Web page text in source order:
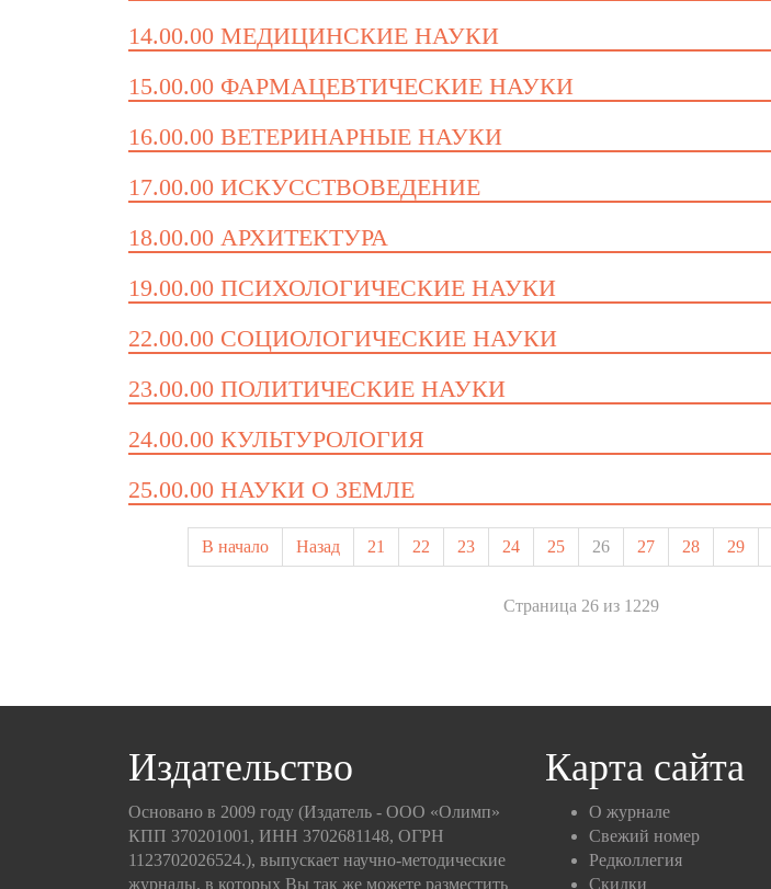
14.00.00 МЕДИЦИНСКИЕ НАУКИ
15.00.00 ФАРМАЦЕВТИЧЕСКИЕ НАУКИ
16.00.00 ВЕТЕРИНАРНЫЕ НАУКИ
17.00.00 ИСКУССТВОВЕДЕНИЕ
18.00.00 АРХИТЕКТУРА
19.00.00 ПСИХОЛОГИЧЕСКИЕ НАУКИ
22.00.00 СОЦИОЛОГИЧЕСКИЕ НАУКИ
23.00.00 ПОЛИТИЧЕСКИЕ НАУКИ
24.00.00 КУЛЬТУРОЛОГИЯ
25.00.00 НАУКИ О ЗЕМЛЕ
В начало Назад 21 22 23 24 25 26 27 28 29
Страница 26 из 1229
Издательство
Основано в 2009 году (Издатель - ООО «Олимп»
КПП 370201001, ИНН 3702681148, ОГРН
1123702026524.), выпускает научно-методические
журналы, в которых Вы так же можете разместить
Карта сайта
О журнале
Свежий номер
Редколлегия
Скидки